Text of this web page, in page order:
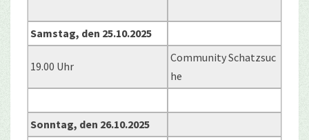
Samstag, den 25.10.2025
19.00 Uhr
Community Schatzsuc
he
Sonntag, den 26.10.2025